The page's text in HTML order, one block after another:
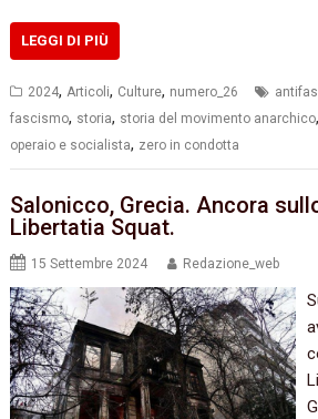
LEGGI DI PIÙ
2024, Articoli, Culture, numero_26
fascismo, storia, storia del movimento anarchico,
operaio e socialista, zero in condotta
Salonicco, Grecia. Ancora
Libertatia Squat.
15 Settembre 2024 Redazione_web